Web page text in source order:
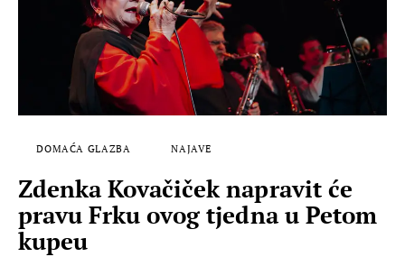
DOMAĆA GLAZBA NAJAVE
Zdenka Kovačiček napravit će
pravu Frku ovog tjedna u Petom
kupeu